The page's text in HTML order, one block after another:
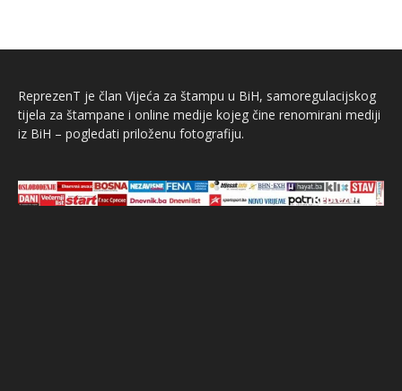
ReprezenT je član Vijeća za štampu u BiH, samoregulacijskog
tijela za štampane i online medije kojeg čine renomirani mediji
iz BiH – pogledati priloženu fotografiju.